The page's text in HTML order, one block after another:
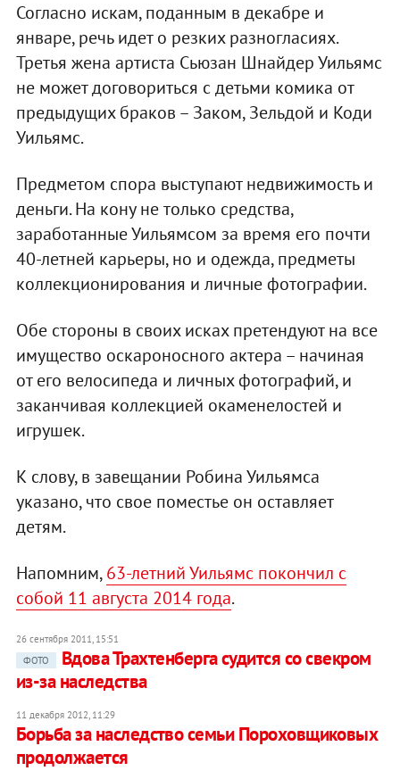
Согласно искам, поданным в декабре и
январе, речь идет о резких разногласиях.
Третья жена артиста Сьюзан Шнайдер Уильямс
не может договориться с детьми комика от
предыдущих браков – Заком, Зельдой и Коди
Уильямс.
Предметом спора выступают недвижимость и
деньги. На кону не только средства,
заработанные Уильямсом за время его почти
40-летней карьеры, но и одежда, предметы
коллекционирования и личные фотографии.
Обе стороны в своих исках претендуют на все
имущество оскароносного актера – начиная
от его велосипеда и личных фотографий, и
заканчивая коллекцией окаменелостей и
игрушек.
К слову, в завещании Робина Уильямса
указано, что свое поместье он оставляет
детям.
Напомним,63-летний Уильямс покончил с
собой 11 августа 2014 года.
26 сентября 2011, 15:51
ФОТО
Вдова Трахтенберга судится со свекром
из-за наследства
11 декабря 2012, 11:29
Борьба за наследство семьи Пороховщиковых
продолжается